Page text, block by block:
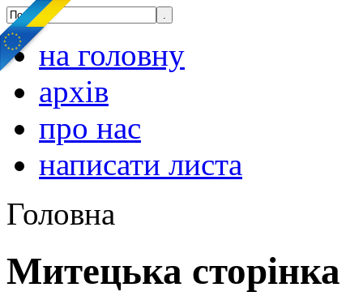
на головну
архів
про нас
написати листа
Головна
Митецька сторінка